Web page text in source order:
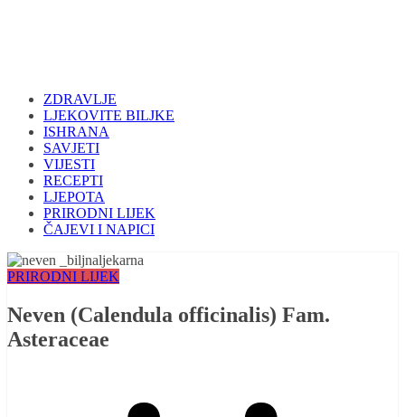
ZDRAVLJE
LJEKOVITE BILJKE
ISHRANA
SAVJETI
VIJESTI
RECEPTI
LJEPOTA
PRIRODNI LIJEK
ČAJEVI I NAPICI
PRIRODNI LIJEK
Neven (Calendula officinalis) Fam.
Asteraceae